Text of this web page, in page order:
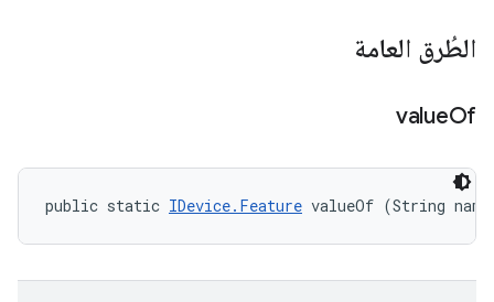
الطُرق العامة
valueOf
public static IDevice.Feature valueOf (String